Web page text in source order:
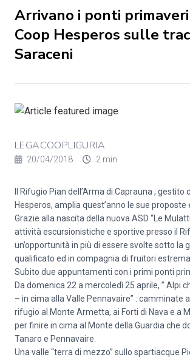
Arrivano i ponti
Coop Hesperos sulle
Saraceni
LEGACOOPLIGURIA
20/04/2018 2 min
Il Rifugio Pian dell’Arma di Caprauna , gestito
Hesperos, amplia quest’anno le sue proposte
Grazie alla nascita della nuova ASD “Le
attività escursionistiche e sportive presso il
un’opportunità in più di essere svolte sotto la
qualificato ed in compagnia di fruitori
Subito due appuntamenti con i primi ponti
Da domenica 22 a mercoledì 25 aprile, ” Alpi
– in cima alla Valle Pennavaire” : camminate
rifugio al Monte Armetta, ai Forti di Nava e a
per finire in cima al Monte della Guardia che
Tanaro e Pennavaire.
Una valle “terra di mezzo” sullo spartiacque